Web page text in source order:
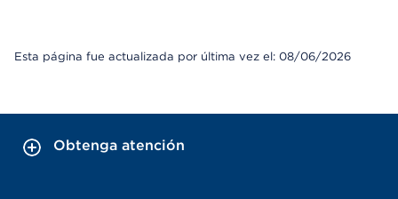
Esta página fue actualizada por última vez el: 08/06/2026
Obtenga atención